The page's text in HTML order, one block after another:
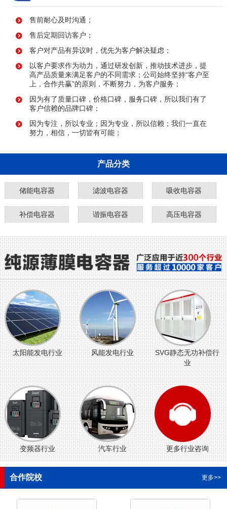
售前耐心及时沟通；
售后定期回访客户；
客户对产品有异议时，优先为客户解决疑虑；
以客户要求作为动力，通过研发创新，推动技术进步，提
高产品质量来满足客户的不同需求；公司始终坚持“客户至
上，合作共赢”的原则，不断努力，为客户服务；
因为有了质量口碑，价格口碑，服务口碑，所以我们有了
客户信赖的品牌口碑；
因为专注，所以专业；因为专业，所以信赖；我们一直在
努力，相信，一切皆有可能；
产品分类
储能电容器 滤波电容器 吸收电容器
补偿电容器 谐振电容器 高压电容器
太阳能发电行业 风能发电行业
SVG静态无功补偿行
业
变频器行业 汽车行业 更多行业咨询
合作院校 更多>>